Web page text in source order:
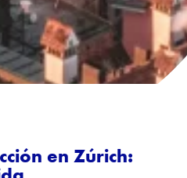
en Zúrich: